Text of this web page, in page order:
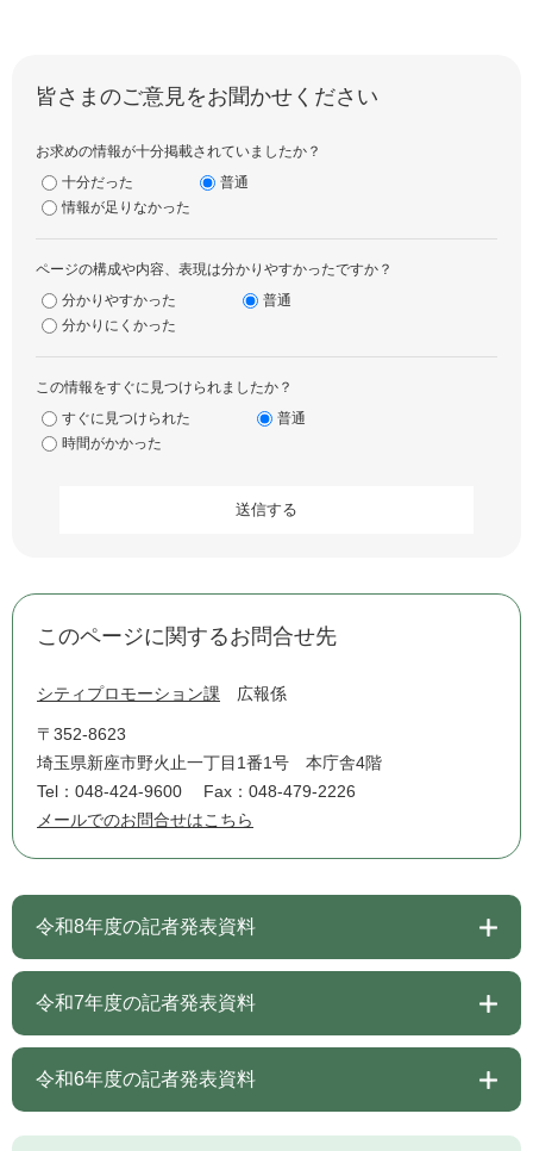
皆さまのご意見をお聞かせください
お求めの情報が十分掲載されていましたか？
十分だった
普通
情報が足りなかった
ページの構成や内容、表現は分かりやすかったですか？
分かりやすかった
普通
分かりにくかった
この情報をすぐに見つけられましたか？
すぐに見つけられた
普通
時間がかかった
このページに関するお問合せ先
シティプロモーション課 広報係
〒352-8623
埼玉県新座市野火止一丁目1番1号 本庁舎4階
Tel：048-424-9600
Fax：048-479-2226
メールでのお問合せはこちら
令和8年度の記者発表資料
令和7年度の記者発表資料
令和6年度の記者発表資料